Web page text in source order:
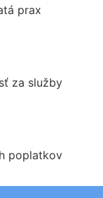
prax
za služby
poplatkov